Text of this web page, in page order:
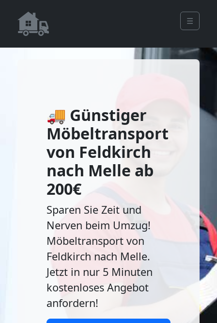
☰
🚚 Günstiger
Möbeltransport
von Feldkirch
nach Melle ab
200€
Sparen Sie Zeit und
Nerven beim Umzug!
Möbeltransport von
Feldkirch nach Melle.
Jetzt in nur 5 Minuten
kostenloses Angebot
anfordern!